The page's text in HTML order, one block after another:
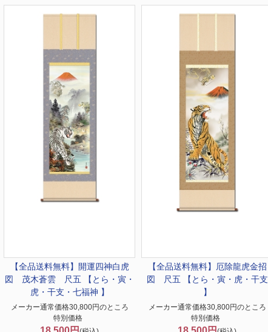
【全品送料無料】 開運四神白虎
図 茂木蒼雲 尺五 【とら・寅・
虎・干支・七福神 】
メーカー通常価格30,800円のところ
特別価格
【全品送料無料】
厄除龍虎金招
図 尺五 【とら・寅・虎・干支
】
メーカー通常価格30,800円のところ
特別価格